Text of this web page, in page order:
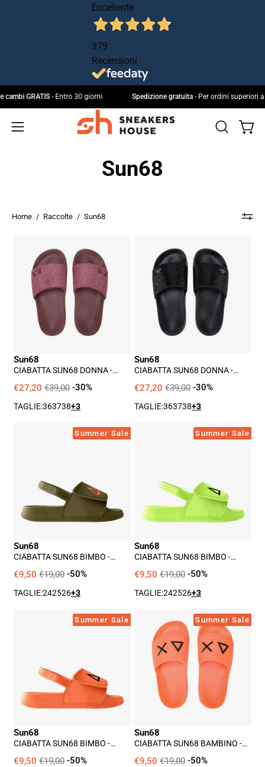
Eccellente
979
Recensioni
Resi e cambi GRATIS- Entro 30 giorni Spedizione gratuita- Per ordini
Apri
Apri
Apri
Sun68
Home / Raccolte / Sun68
Sun68
Donna
-
Marrone
Sun68
CIABATTA SUN68 DONNA -
€27,20 €39,00 -30%
TAGLIE:363738+3
Sun68
Donna
-
Sun68
CIABATTA SUN68 DONNA -
€27,20 €39,00 -30%
TAGLIE:363738+3
Ciabatta
Militare
Summer Sale
Sun68
CIABATTA SUN68 BIMBO -
€9,50 €19,00 -50%
TAGLIE:242526+3
Ciabatta
Giallo
Summer Sale
Sun68
CIABATTA SUN68 BIMBO -
€9,50 €19,00 -50%
TAGLIE:242526+3
Ciabatta
Arancione
Summer Sale
Sun68
CIABATTA SUN68 BIMBO -
€9,50 €19,00 -50%
Ciabatta
Sun68
Bambino
Arancione
Summer Sale
Sun68
CIABATTA SUN68 BAMBINO -
€9,50 €19,00 -50%